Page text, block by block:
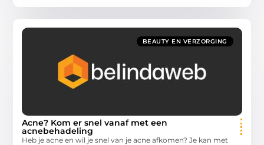
BEAUTY EN VERZORGING
Acne? Kom er snel vanaf met een
acnebehadeling
Heb je acne en wil je snel van je acne afkomen? Je kan met